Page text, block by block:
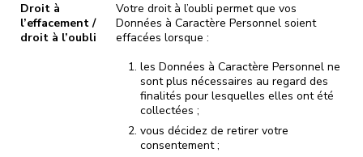
Droit à
l’effacement /
droit à l’oubli
Votre droit à l’oubli permet que vos
Données à Caractère Personnel soient
effacées lorsque :
les Données à Caractère Personnel ne
sont plus nécessaires au regard des
finalités pour lesquelles elles ont été
collectées ;
vous décidez de retirer votre
consentement ;